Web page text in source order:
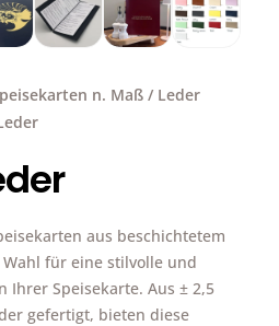
n. Maß / Leder
aus beschichtetem
für eine stilvolle und
Ihrer Speisekarte. Aus ± 2,5
gefertigt, bieten diese